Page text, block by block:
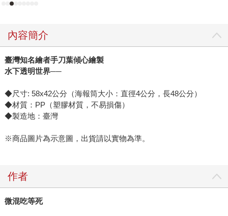
內容簡介
臺灣知名繪者手刀葉傾心繪製
水下透明世界──
◆尺寸: 58x42公分（海報筒大小：直徑4公分，長48公分）
◆材質：PP（塑膠材質，不易損傷）
◆製造地：臺灣
※商品圖片為示意圖，出貨請以實物為準。
作者
微混吃等死